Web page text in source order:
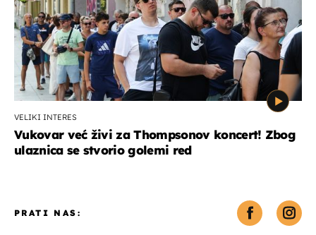
VELIKI INTERES
Vukovar već živi za Thompsonov koncert! Zbog
ulaznica se stvorio golemi red
PRATI NAS: